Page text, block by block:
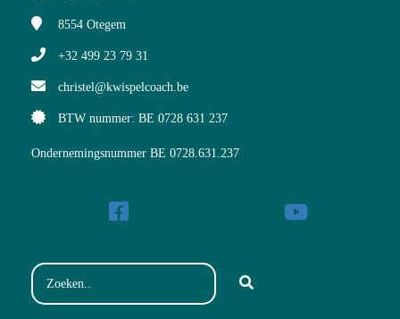
8554 Otegem
+32 499 23 79 31
christel@kwispelcoach.be
BTW nummer: BE 0728 631 237
Ondernemingsnummer BE 0728.631.237